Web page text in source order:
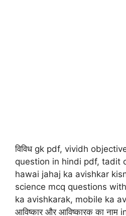
विविध gk pdf, vividh
question in hindi pdf, tadit
hawai jahaj ka avishkar
science mcq questions
ka avishkarak, mobile ka
आविष्कार और आविष्कारक का